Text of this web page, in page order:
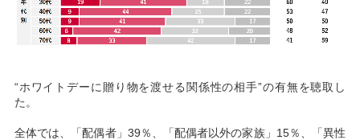
“ホワイトデーに贈り物を渡せる関係性の相手”の有無を聴取し
た。
全体では、「配偶者」39％、「配偶者以外の家族」15％、「異性